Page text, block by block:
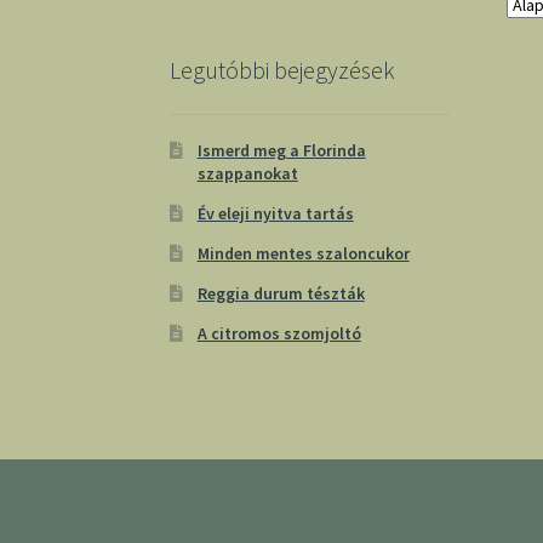
Legutóbbi bejegyzések
Ismerd meg a Florinda
szappanokat
Év eleji nyitva tartás
Minden mentes szaloncukor
Reggia durum tészták
A citromos szomjoltó